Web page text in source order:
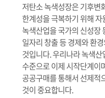
저탄소 녹색성장은 기후변
한계성을 극복하기 위해
녹색산업을 국가의 신성장
일자리 창출 등 경제와 환
것입니다. 우리나라 녹색
수준으로 이제 시작단계이
공공구매를 통해서 선제적
것이 중요합니다.